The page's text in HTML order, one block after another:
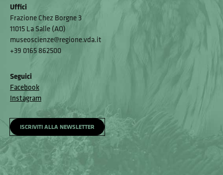
Uffici
Frazione Chez Borgne 3
11015 La Salle (AO)
museoscienze@regione.vda.it
+39 0165 862500
Seguici
Facebook
Instagram
ISCRIVITI ALLA NEWSLETTER